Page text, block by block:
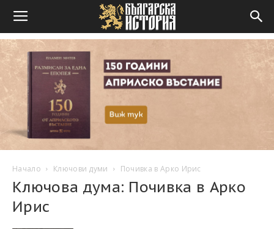
Начало Ключови думи Почивка в Арко Ирис
Ключова дума: Почивка в Арко
Ирис